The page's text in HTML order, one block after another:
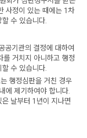
사정이 있는 때에는 1차
수 있습니다.
공기관의 결정에 대하여
를 거치지 아니하고 행정
수 있습니다.
행정심판을 거친 경우
에 제기하여야 합니다.
날부터 1년이 지나면